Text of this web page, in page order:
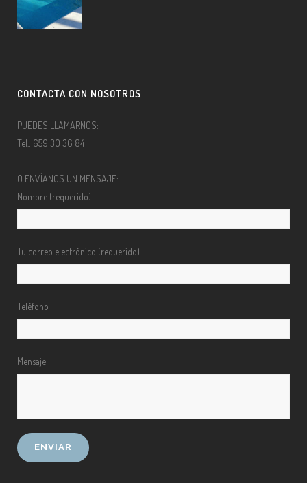
CONTACTA CON NOSOTROS
PUEDES LLAMARNOS:
Tel.: 659 30 36 84
O ENVÍANOS UN MENSAJE:
Nombre (requerido)
Tu correo electrónico (requerido)
Teléfono
Mensaje